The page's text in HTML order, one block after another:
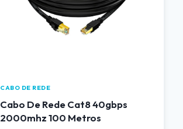
CABO DE REDE
Cabo De Rede Cat8 40gbps
2000mhz 100 Metros